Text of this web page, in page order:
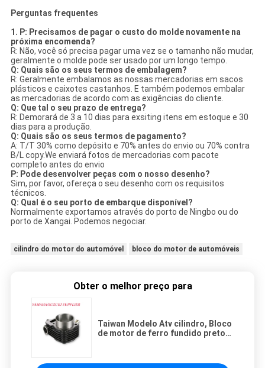
Perguntas frequentes
1. P: Precisamos de pagar o custo do molde novamente na
próxima encomenda?
R: Não, você só precisa pagar uma vez se o tamanho não mudar,
geralmente o molde pode ser usado por um longo tempo.
Q: Quais são os seus termos de embalagem?
R: Geralmente embalamos as nossas mercadorias em sacos
plásticos e caixotes castanhos. E também podemos embalar
as mercadorias de acordo com as exigências do cliente.
Q: Que tal o seu prazo de entrega?
R: Demorará de 3 a 10 dias para exsiting itens em estoque e 30
dias para a produção.
Q: Quais são os seus termos de pagamento?
A: T/T 30% como depósito e 70% antes do envio ou 70% contra
B/L copy.We enviará fotos de mercadorias com pacote
completo antes do envio
P: Pode desenvolver peças com o nosso desenho?
Sim, por favor, ofereça o seu desenho com os requisitos
técnicos.
Q: Qual é o seu porto de embarque disponível?
Normalmente exportamos através do porto de Ningbo ou do
porto de Xangai. Podemos negociar.
cilindro do motor do automóvel bloco do motor de automóveis
Obter o melhor preço para
Taiwan Modelo Atv cilindro, Bloco
de motor de ferro fundido preto